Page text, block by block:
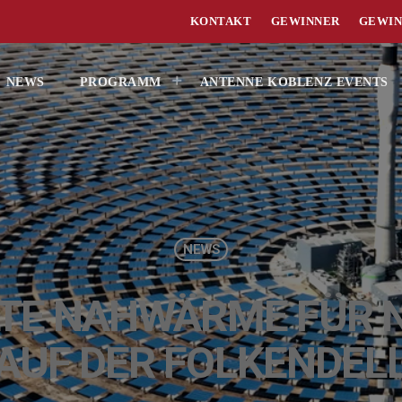
KONTAKT GEWINNER
NEWS PROGRAMM ANTENNE KOBLENZ EVENTS
NEWS
NAHWÄRME FÜR
DER